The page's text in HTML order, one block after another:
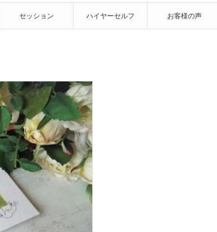
セッション ハイヤーセルフ お客様の声